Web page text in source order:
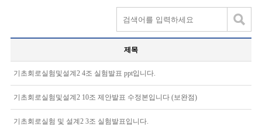
제목
기초회로실험및설계2 4조 실험발표 ppt입니다.
기초회로실험및설계2 10조 제안발표 수정본입니다 (보완점)
기초회로실험 및 설계2 3조 실험발표입니다.